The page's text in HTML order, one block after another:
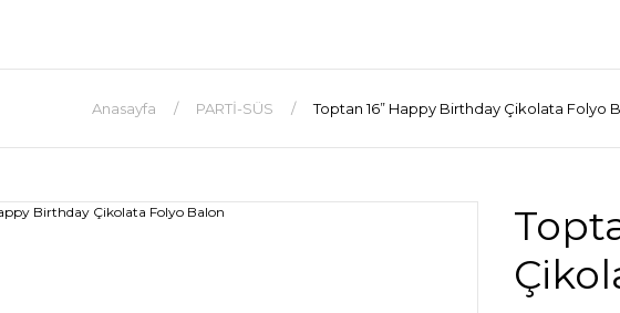
Anasayfa PARTİ-SÜS Toptan 16” Happy Birthday Çikolata Folyo